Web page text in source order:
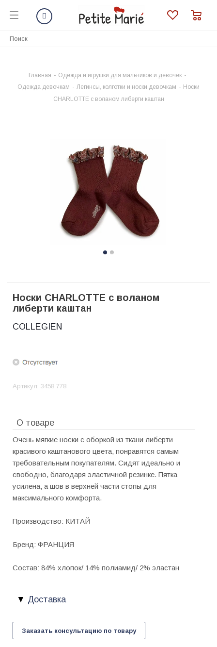
Главная - Одежда и игрушки для мальчиков и девочек -
Одежда девочкам - Легинсы, колготки и носки девочкам - Носки
CHARLOTTE c воланом либерти каштан
Носки CHARLOTTE c воланом
либерти каштан
COLLEGIEN
Артикул: 3458 778
О товаре
Очень мягкие носки c оборкой из ткани либерти
красивого каштанового цвета, понравятся самым
требовательным покупателям. Сидят идеально и
свободно, благодаря эластичной резинке. Пятка
усилена, а шов в верхней части стопы для
максимального комфорта.
Производство: КИТАЙ
Бренд: ФРАНЦИЯ
Состав: 84% хлопок/ 14% полиамид/ 2% эластан
Доставка
Заказать консультацию по товару